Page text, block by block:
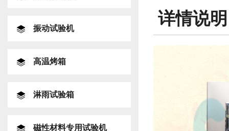
振动试验机
高温烤箱
淋雨试验箱
磁性材料专用试验机
详情说明